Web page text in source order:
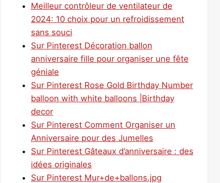
Meilleur contrôleur de ventilateur de
2024: 10 choix pour un refroidissement
sans souci
Sur Pinterest Décoration ballon
anniversaire fille pour organiser une fête
géniale
Sur Pinterest Rose Gold Birthday Number
balloon with white balloons |Birthday
decor
Sur Pinterest Comment Organiser un
Anniversaire pour des Jumelles
Sur Pinterest Gâteaux d’anniversaire : des
idées originales
Sur Pinterest Mur+de+ballons.jpg